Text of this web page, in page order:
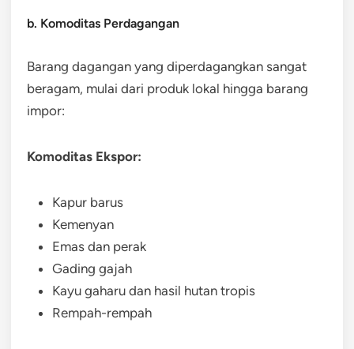
b. Komoditas Perdagangan
Barang dagangan yang diperdagangkan sangat
beragam, mulai dari produk lokal hingga barang
impor:
Komoditas Ekspor:
Kapur barus
Kemenyan
Emas dan perak
Gading gajah
Kayu gaharu dan hasil hutan tropis
Rempah-rempah